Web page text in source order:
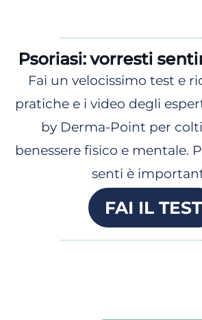
Psoriasi: vorresti
Fai un velocissimo test e
pratiche e i video degli
by Derma-Point per
benessere fisico e mentale.
senti è
FAI IL TEST